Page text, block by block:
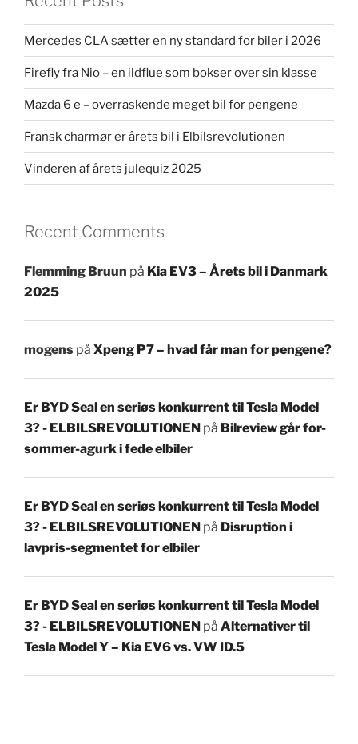
Mercedes CLA sætter en ny standard for biler i 2026
Firefly fra Nio – en ildflue som bokser over sin klasse
Mazda 6 e – overraskende meget bil for pengene
Fransk charmør er årets bil i Elbilsrevolutionen
Vinderen af årets julequiz 2025
Recent Comments
Flemming Bruun på Kia EV3 – Årets bil i Danmark
2025
mogens på Xpeng P7 – hvad får man for pengene?
Er BYD Seal en seriøs konkurrent til Tesla Model
3? - ELBILSREVOLUTIONEN på Bilreview går for-
sommer-agurk i fede elbiler
Er BYD Seal en seriøs konkurrent til Tesla Model
3? - ELBILSREVOLUTIONEN på Disruption i
lavpris-segmentet for elbiler
Er BYD Seal en seriøs konkurrent til Tesla Model
3? - ELBILSREVOLUTIONEN på Alternativer til
Tesla Model Y – Kia EV6 vs. VW ID.5